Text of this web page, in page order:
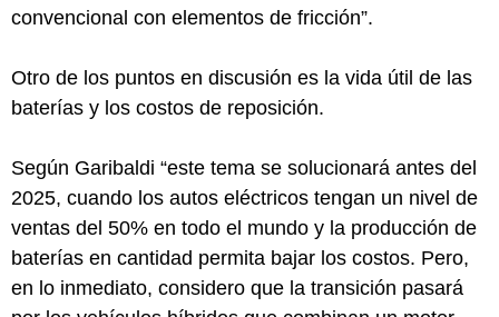
convencional con elementos de fricción”.
Otro de los puntos en discusión es la vida útil de las
baterías y los costos de reposición.
Según Garibaldi “este tema se solucionará antes del
2025, cuando los autos eléctricos tengan un nivel de
ventas del 50% en todo el mundo y la producción de
baterías en cantidad permita bajar los costos. Pero,
en lo inmediato, considero que la transición pasará